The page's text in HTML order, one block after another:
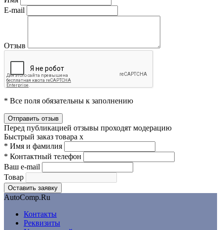
E-mail
Отзыв
* Все поля обязательны к заполнению
Перед публикацией отзывы проходят модерацию
Быстрый заказ товара x
* Имя и фамилия
* Контактный телефон
Ваш e-mail
Товар
AutoComp.Ru
Контакты
Реквизиты